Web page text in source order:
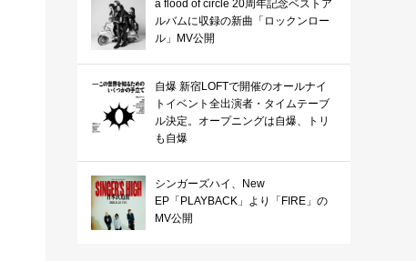
a flood of circle 20周年記念ベストア
ルバムに収録の新曲「ロックンロー
ル」MV公開
自爆 新宿LOFTで開催のオールナイ
トイベント全出演者・タイムテーブ
ル決定。オープニングは自爆、トリ
も自爆
シンガーズハイ、New
EP「PLAYBACK」より「FIRE」の
MV公開